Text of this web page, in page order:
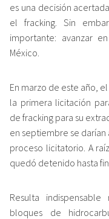
es una decisión
el fracking. Sin
importante: avanzar
México.
En marzo de este año,
la primera licitación
de fracking para su
en septiembre se
proceso licitatorio. A
quedó detenido hasta
Resulta
bloques de